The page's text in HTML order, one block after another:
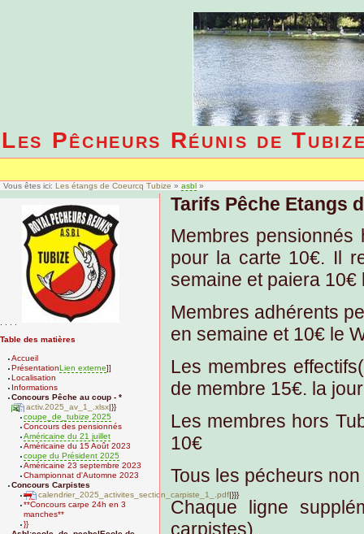
Les Pêcheurs Réunis de
Vous êtes ici: Les étangs de Coeurcq Tubize » asbl »
Table des matières
Accueil
PrésentationLien externe]]
Localisation
Informations
Concours Pêche au coup - *
activ.2025_av_1_.xlsx |}}
coupe_de_tubize 2025
Concours des pensionnés
Américaine du 21 juillet
Américaine du 15 Août 2023
coupe du Président 2025
Américaine 23 septembre 2023
Championnat d'Automne 2023
Concours Carpistes
calendrier_2025_activites_section_carpiste_1_.pdf|}}}
**Concours carpe 24h en 3
manches**
}}
Tarifs Pêche Etangs
Membres pensionnés
pour la carte 10€. Il
semaine et paiera 10€
Membres adhérents
en semaine et 10€ le
Les membres
de membre 15€. la
Les membres hors
10€
Tous les pécheurs
Chaque ligne
carpistes).